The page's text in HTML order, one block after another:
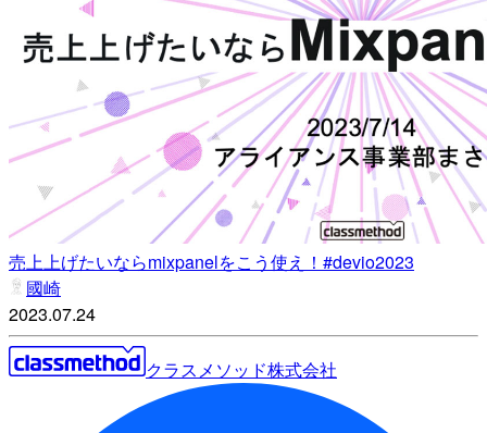
売上上げたいならmixpanelをこう使え！#devio2023
國崎
2023.07.24
クラスメソッド株式会社